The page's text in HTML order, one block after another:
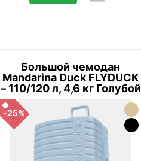
Большой чемодан
Mandarina Duck FLYDUCK
– 110/120 л, 4,6 кг Голубой
-25%